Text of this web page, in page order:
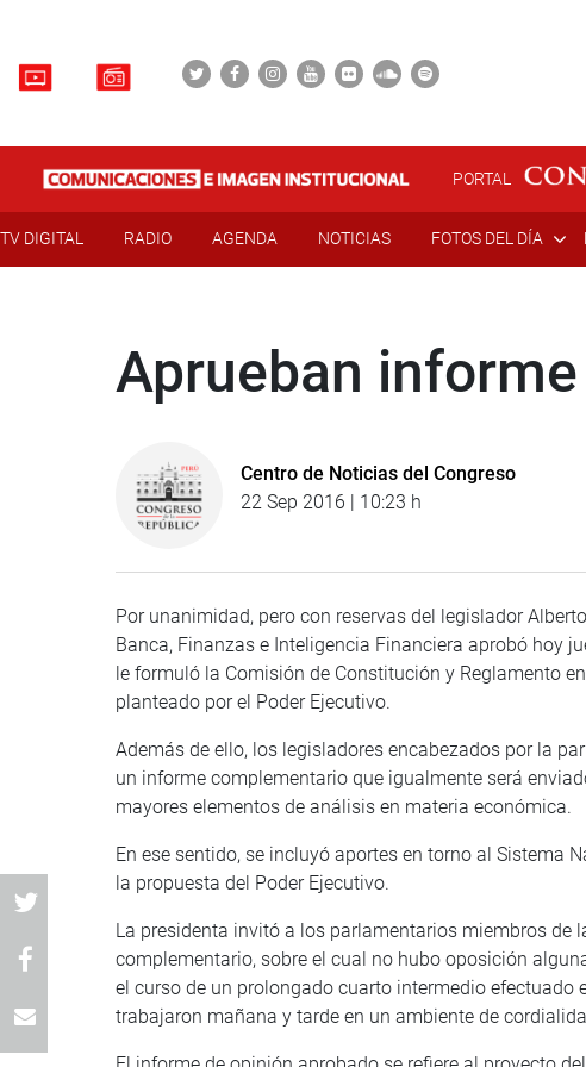
PORTAL
TV DIGITAL RADIO AGENDA NOTICIAS FOTOS DEL DÍA
Aprueban
Centro de Noticias del Congreso
22 Sep 2016 | 10:23 h
Por unanimidad, pero con reservas del legislador
Banca, Finanzas e Inteligencia Financiera aprobó hoy
le formuló la Comisión de Constitución y Reglamento
planteado por el Poder Ejecutivo.
Además de ello, los legisladores encabezados por la
un informe complementario que igualmente será
mayores elementos de análisis en materia económica.
En ese sentido, se incluyó aportes en torno al Sistema
la propuesta del Poder Ejecutivo.
La presidenta invitó a los parlamentarios miembros de
complementario, sobre el cual no hubo oposición
el curso de un prolongado cuarto intermedio efectuado
trabajaron mañana y tarde en un ambiente de